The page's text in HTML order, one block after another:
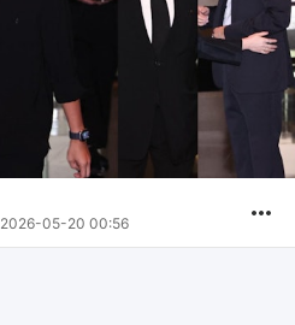
2026-05-20 00:56